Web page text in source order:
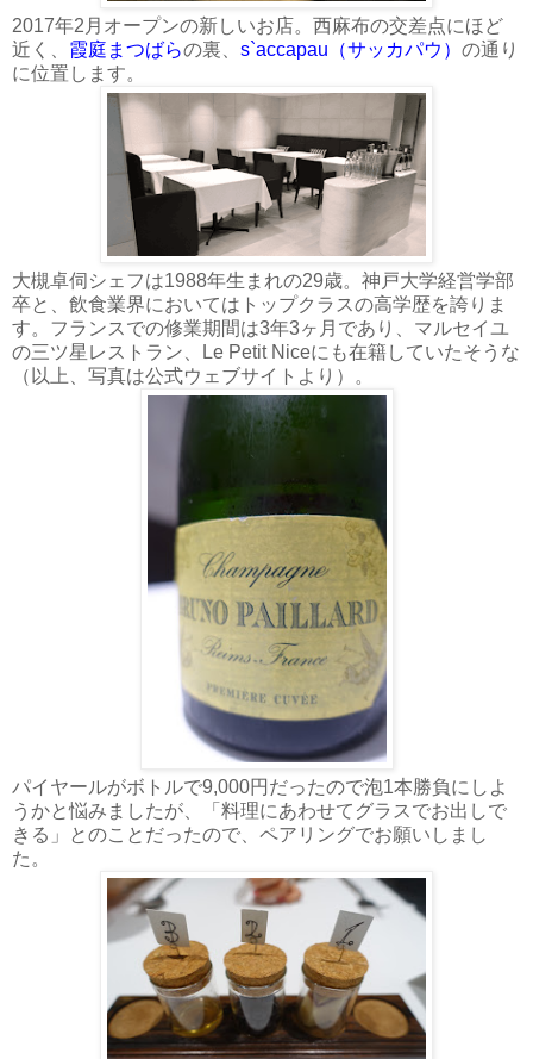
2017年2月オープンの新しいお店。西麻布の交差点にほど
近く、 霞庭まつばらの裏、 s`accapau（サッカパウ） の通り
に位置します。
大槻卓伺シェフは1988年生まれの29歳。神戸大学経営学部
卒と、飲食業界においてはトップクラスの高学歴を誇りま
す。フランスでの修業期間は3年3ヶ月であり、マルセイユ
の三ツ星レストラン、Le Petit Niceにも在籍していたそうな
（以上、写真は公式ウェブサイトより）。
パイヤールがボトルで9,000円だったので泡1本勝負にしよ
うかと悩みましたが、「料理にあわせてグラスでお出しで
きる」とのことだったので、ペアリングでお願いしまし
た。